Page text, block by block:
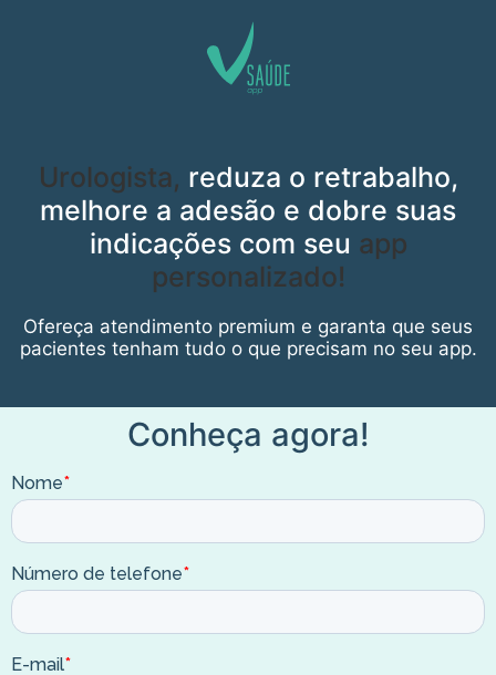
Urologista, reduza o retrabalho,
melhore a adesão e dobre suas
indicações com seu app
personalizado!
Ofereça atendimento premium e garanta que seus
pacientes tenham tudo o que precisam no seu app.​
Conheça agora!